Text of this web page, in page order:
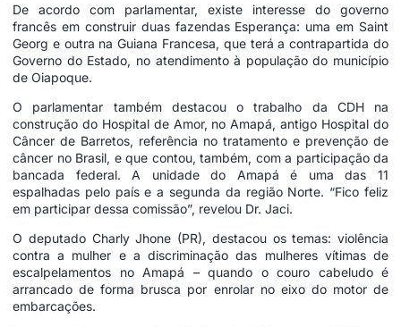
De acordo com parlamentar, existe interesse do governo
francês em construir duas fazendas Esperança: uma em Saint
Georg e outra na Guiana Francesa, que terá a contrapartida do
Governo do Estado, no atendimento à população do município
de Oiapoque.
O parlamentar também destacou o trabalho da CDH na
construção do Hospital de Amor, no Amapá, antigo Hospital do
Câncer de Barretos, referência no tratamento e prevenção de
câncer no Brasil, e que contou, também, com a participação da
bancada federal. A unidade do Amapá é uma das 11
espalhadas pelo país e a segunda da região Norte. “Fico feliz
em participar dessa comissão”, revelou Dr. Jaci.
O deputado Charly Jhone (PR), destacou os temas: violência
contra a mulher e a discriminação das mulheres vítimas de
escalpelamentos no Amapá – quando o couro cabeludo é
arrancado de forma brusca por enrolar no eixo do motor de
embarcações.